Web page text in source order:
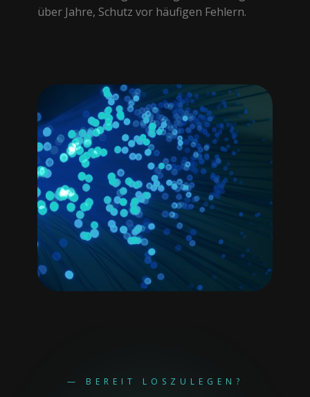
über Jahre, Schutz vor häufigen Fehlern.
— BEREIT LOSZULEGEN?